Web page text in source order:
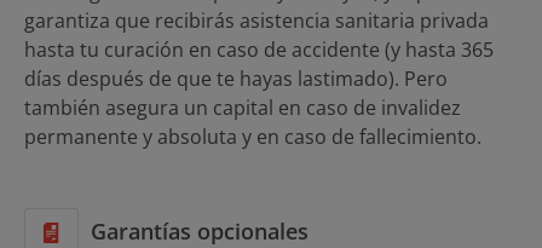
garantiza que recibirás asistencia sanitaria privada
hasta tu curación en caso de accidente (y hasta 365
días después de que te hayas lastimado). Pero
también asegura un capital en caso de invalidez
permanente y absoluta y en caso de fallecimiento.
Garantías opcionales